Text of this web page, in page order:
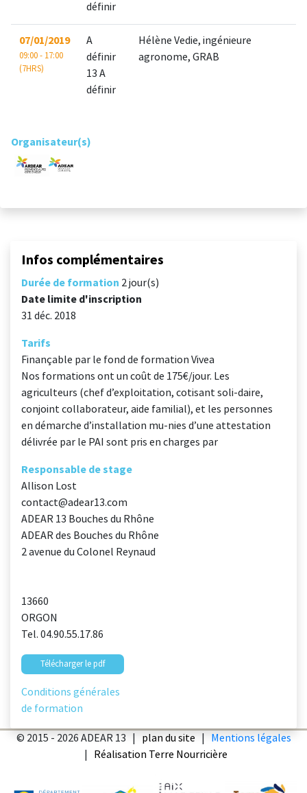
définir
07/01/2019
09:00 - 17:00
(7HRS)
A
définir
13 A
définir
Hélène Vedie, ingénieure
agronome, GRAB
Organisateur(s)
Infos complémentaires
Durée de formation 2 jour(s)
Date limite d'inscription
31 déc. 2018
Tarifs
Finançable par le fond de formation Vivea
Nos formations ont un coût de 175€/jour. Les
agriculteurs (chef d’exploitation, cotisant soli-daire,
conjoint collaborateur, aide familial), et les personnes
en démarche d’installation mu-nies d’une attestation
délivrée par le PAI sont pris en charges par
Responsable de stage
Allison Lost
contact@adear13.com
ADEAR 13 Bouches du Rhône
ADEAR des Bouches du Rhône
2 avenue du Colonel Reynaud
13660
ORGON
Tel. 04.90.55.17.86
Télécharger le pdf
Conditions générales
de formation
© 2015 - 2026 ADEAR 13 | plan du site
Mentions légales
Réalisation Terre Nourricière